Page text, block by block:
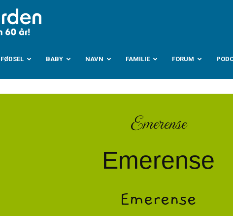
Babyverden.no
FØDSEL BABY NAVN FAMILIE FORUM
Emerense
Emerense
Emerense